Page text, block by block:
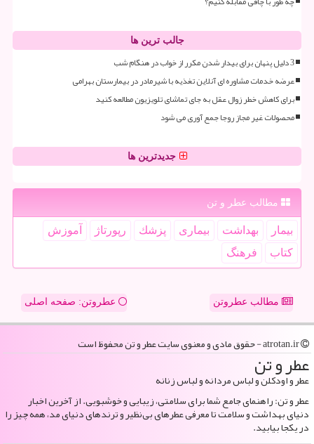
جالب ترین ها
3 دلیل پنهان برای بیدار شدن مکرر از خواب در هنگام شب
عرضه خدمات مشاوره ای آنلاین تغذیه با شیرمادر در بیمارستان بهرامی
برای کاهش خطر زوال عقل به جای تماشای تلویزیون مطالعه کنید
محصولات غیر مجاز روجا جمع آوری می شود
جدیدترین ها
مطالب عطر و تن
بیمار بهداشت بیماری پزشك رپورتاژ
آموزش
كتاب
فرهنگ
مطالب عطروتن عطروتن: صفحه اصلی
عطر و تن
عطر و اودکلن و لباس مردانه و لباس زنانه
عطر و تن: راهنمای جامع شما برای سلامتی، زیبایی و خوشبویی. از آخرین اخبار
دنیای بهداشت و سلامت تا معرفی عطرهای بی‌نظیر و ترندهای دنیای مد، همه چیز را
در یکجا بیابید.